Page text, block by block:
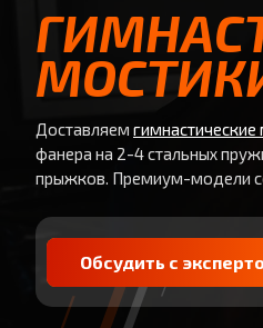
Доставляем гимнастические
фанера на 2-4 стальных
прыжков. Премиум-модели
Обсудить с